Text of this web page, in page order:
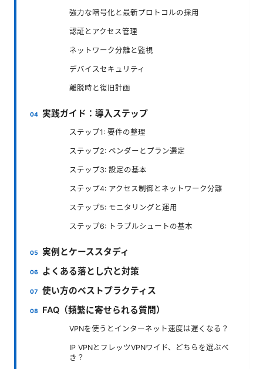
強力な暗号化と最新プロトコルの採用
認証とアクセス管理
ネットワーク分離と監視
デバイスセキュリティ
離脱時と復旧計画
実践ガイド：導入ステップ
ステップ1: 要件の整理
ステップ2: ベンダーとプラン選定
ステップ3: 設定の基本
ステップ4: アクセス制御とネットワーク分離
ステップ5: モニタリングと運用
ステップ6: トラブルシュートの基本
実例とケーススタディ
よくある落とし穴と対策
使い方のベストプラクティス
FAQ（頻繁に寄せられる質問）
VPNを使うとインターネット速度は遅くなる？
IP VPNとフレッツVPNワイド、どちらを選ぶべ
き？